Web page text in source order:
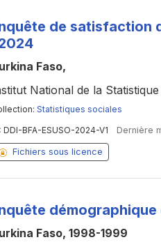
de satisfaction
2024
Faso,
National de la
Statistiques sociales
DDI-BFA-ESUSO-2024-V1 Dernière
Fichiers sous licence
démographique
Faso, 1998-1999